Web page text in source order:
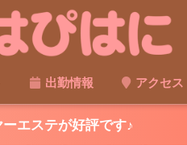
出勤情報 アクセス
エステが好評です♪